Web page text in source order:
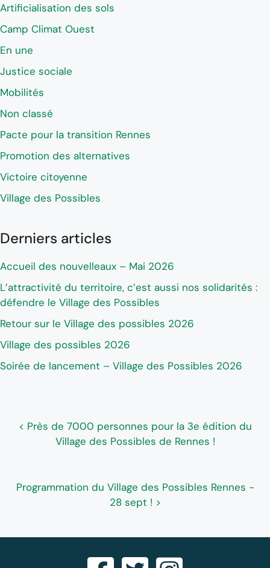
Artificialisation des sols
Camp Climat Ouest
En une
Justice sociale
Mobilités
Non classé
Pacte pour la transition Rennes
Promotion des alternatives
Victoire citoyenne
Village des Possibles
Derniers articles
Accueil des nouvelleaux – Mai 2026
L’attractivité du territoire, c’est aussi nos solidarités :
défendre le Village des Possibles
Retour sur le Village des possibles 2026
Village des possibles 2026
Soirée de lancement – Village des Possibles 2026
< Près de 7000 personnes pour la 3e édition du
Village des Possibles de Rennes !
Programmation du Village des Possibles Rennes -
28 sept ! >